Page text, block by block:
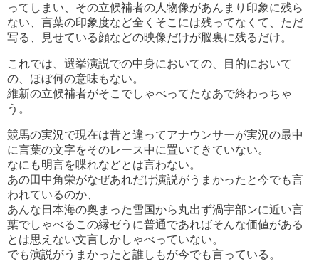
ってしまい、その立候補者の人物像があんまり印象に残ら
ない、言葉の印象度など全くそこには残ってなくて、ただ
写る、見せている顔などの映像だけが脳裏に残るだけ。
これでは、選挙演説での中身においての、目的において
の、ほぼ何の意味もない。
維新の立候補者がそこでしゃべってたなあで終わっちゃ
う。
競馬の実況で現在は昔と違ってアナウンサーが実況の最中
に言葉の文字をそのレース中に置いてきていない。
なにも明言を喋れなどとは言わない。
あの田中角栄がなぜあれだけ演説がうまかったと今でも言
われているのか、
あんな日本海の奥まった雪国から丸出ず渦宇部ンに近い言
葉でしゃべるこの縁ゼうに普通であればそんな価値がある
とは思えない文言しかしゃべっていない。
でも演説がうまかったと誰しもが今でも言っている。